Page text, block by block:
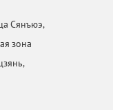
Сянъюэ,
зона